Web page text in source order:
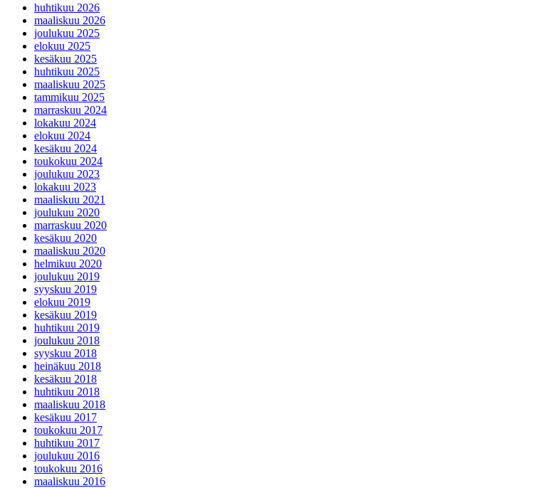
huhtikuu 2026
maaliskuu 2026
joulukuu 2025
elokuu 2025
kesäkuu 2025
huhtikuu 2025
maaliskuu 2025
tammikuu 2025
marraskuu 2024
lokakuu 2024
elokuu 2024
kesäkuu 2024
toukokuu 2024
joulukuu 2023
lokakuu 2023
maaliskuu 2021
joulukuu 2020
marraskuu 2020
kesäkuu 2020
maaliskuu 2020
helmikuu 2020
joulukuu 2019
syyskuu 2019
elokuu 2019
kesäkuu 2019
huhtikuu 2019
joulukuu 2018
syyskuu 2018
heinäkuu 2018
kesäkuu 2018
huhtikuu 2018
maaliskuu 2018
kesäkuu 2017
toukokuu 2017
huhtikuu 2017
joulukuu 2016
toukokuu 2016
maaliskuu 2016